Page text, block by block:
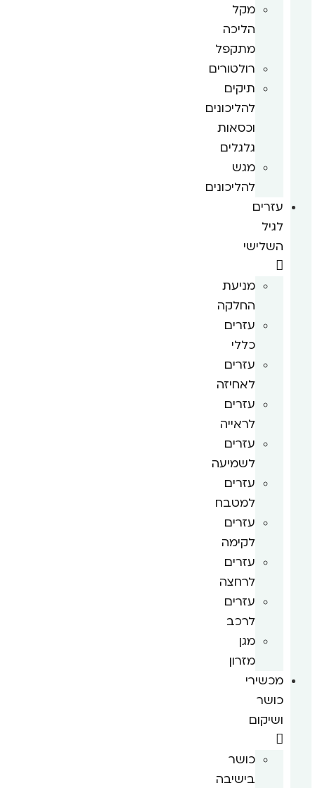
מקל
הליכה
מתקפל
רולטורים
תיקים
להליכונים
וכסאות
גלגלים
מגש
להליכונים
עזרים
לגיל
השלישי
מניעת
החלקה
עזרים
כללי
עזרים
לאחיזה
עזרים
לראייה
עזרים
לשמיעה
עזרים
למטבח
עזרים
לקימה
עזרים
לרחצה
עזרים
לרכב
מגן
מזרון
מכשירי
כושר
ושיקום
כושר
בישיבה